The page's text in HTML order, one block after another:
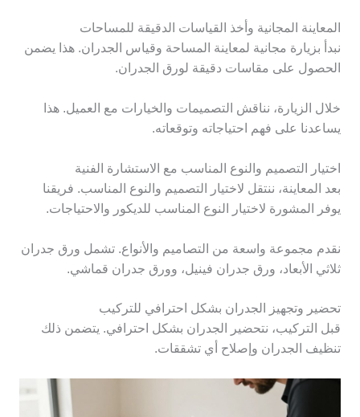
المعاينة المجانية وأخذ القياسات الدقيقة للمساحات
نبدأ بزيارة مجانية لمعاينة المساحة وقياس الجدران. هذا يضمن
الحصول على مقاسات دقيقة لورق الجدران.
خلال الزيارة، نناقش التصميمات والخيارات مع العميل. هذا
يساعدنا على فهم احتياجاته وتوقعاته.
اختيار التصميم والنوع المناسب مع الاستشارة الفنية
بعد المعاينة، ننتقل لاختيار التصميم والنوع المناسب. فريقنا
يوفر المشورة لاختيار النوع المناسب للديكور والاحتياجات.
نقدم مجموعة واسعة من التصاميم والأنواع. تشمل ورق جدران
ثلاثي الأبعاد، ورق جدران فينيل، وورق جدران قماشي.
تحضير وتجهيز الجدران بشكل احترافي للتركيب
قبل التركيب، نتحضير الجدران بشكل احترافي. يتضمن ذلك
تنظيف الجدران وإصلاح أي تشققات.